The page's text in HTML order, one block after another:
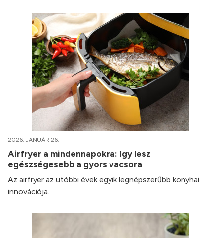
2026. JANUÁR 26.
Airfryer a mindennapokra: így lesz
egészségesebb a gyors vacsora
Az airfryer az utóbbi évek egyik legnépszerűbb konyhai
innovációja.